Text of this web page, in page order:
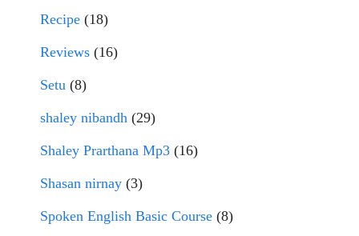
Recipe (18)
Reviews (16)
Setu (8)
shaley nibandh (29)
Shaley Prarthana Mp3 (16)
Shasan nirnay (3)
Spoken English Basic Course (8)